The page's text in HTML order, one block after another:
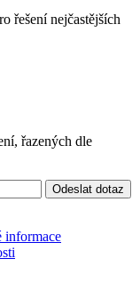
řešení nejčastějších
řazených dle
Odeslat dotaz
informace